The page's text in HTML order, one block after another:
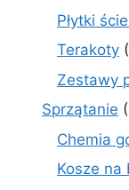
Płytki
Terakoty
Zestawy
Sprzątanie
Chemia
Kosze na